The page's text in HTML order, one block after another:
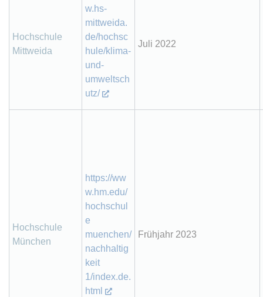
Hochschule
Mittweida
w.hs-
mittweida.
de/hochsc
hule/klima-
und-
umweltsch
utz/
Juli 2022
Hochschule
München
https://ww
w.hm.edu/
hochschul
e
muenchen/
nachhaltig
keit
1/index.de.
html
Frühjahr 2023